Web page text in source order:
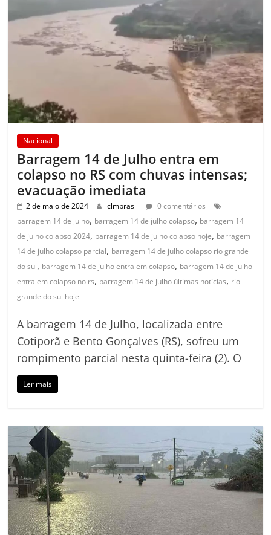
Nacional
Barragem 14 de Julho entra em
colapso no RS com chuvas intensas;
evacuação imediata
2 de maio de 2024 clmbrasil
0 comentários
barragem 14 de julho, barragem 14 de julho colapso, barragem 14
de julho colapso 2024, barragem 14 de julho colapso hoje, barragem
14 de julho colapso parcial, barragem 14 de julho colapso rio grande
do sul, barragem 14 de julho entra em colapso, barragem 14 de julho
entra em colapso no rs, barragem 14 de julho últimas notícias, rio
grande do sul hoje
A barragem 14 de Julho, localizada entre
Cotiporã e Bento Gonçalves (RS), sofreu um
rompimento parcial nesta quinta-feira (2). O
Ler mais